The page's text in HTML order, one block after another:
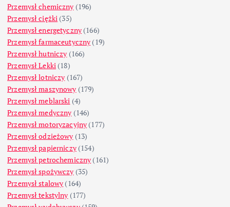
Przemysł chemiczny (196)
Przemysł ciężki (35)
Przemysł energetyczny (166)
Przemysł farmaceutyczny (19)
Przemysł hutniczy (166)
Przemysł Lekki (18)
Przemysł lotniczy (167)
Przemysł maszynowy (179)
Przemysł meblarski (4)
Przemysł medyczny (146)
Przemysł motoryzacyjny (177)
Przemysł odzieżowy (13)
Przemysł papierniczy(154)
Przemysł petrochemiczny (161)
Przemysł spożywczy (35)
Przemysł stalowy (164)
Przemysł tekstylny (177)